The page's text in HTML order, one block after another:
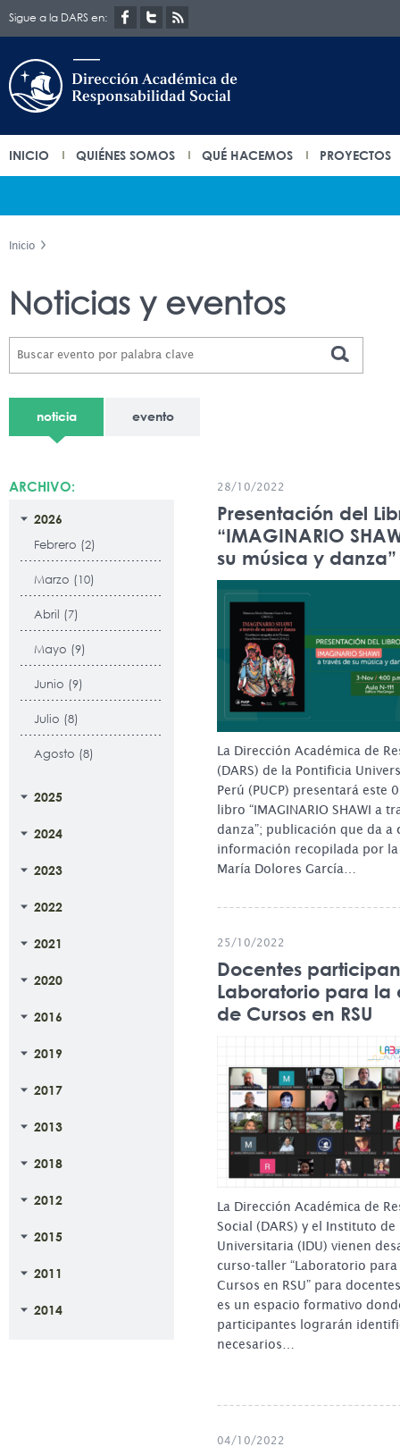
Sigue a la DARS en:
INICIO QUIÉNES SOMOS QUÉ HACEMOS PROYECTOS
Inicio
Noticias y eventos
noticia evento
ARCHIVO:
2026
Febrero (2)
Marzo (10)
Abril (7)
Mayo (9)
Junio (9)
Julio (8)
Agosto (8)
2025
2024
2023
2022
2021
2020
2016
2019
2017
2013
2018
2012
2015
2011
2014
28/10/2022
Presentación del
“IMAGINARIO
su música y danza”
La Dirección Académica de
(DARS) de la Pontificia
Perú (PUCP) presentará este
libro “IMAGINARIO SHAWI a
danza”; publicación que da a
información recopilada por la
María Dolores García…
25/10/2022
Docentes
Laboratorio para la
de Cursos en RSU
La Dirección Académica de
Social (DARS) y el Instituto de
Universitaria (IDU) vienen
curso-taller “Laboratorio
Cursos en RSU” para
es un espacio formativo
participantes lograrán
necesarios…
04/10/2022